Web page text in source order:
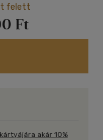
figyelembe véve. Itt
visszanézzen, és
rémes
minek kellene
felett
Ft
akár 10%